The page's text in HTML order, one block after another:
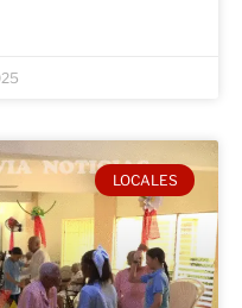
LOCALES